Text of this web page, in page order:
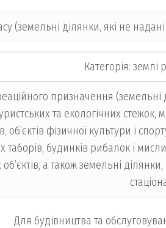
(земельні ділянки, які не
Категорія:
призначення
та екологічних
об’єктів фізичної культури і
будинків рибалок і
а також земельні
Для будівництва та